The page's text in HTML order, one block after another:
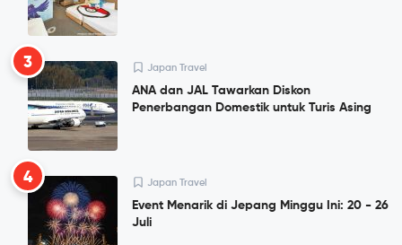
3 Japan Travel
ANA dan JAL Tawarkan Diskon
Penerbangan Domestik untuk Turis Asing
4 Japan Travel
Event Menarik di Jepang Minggu Ini: 20 - 26
Juli